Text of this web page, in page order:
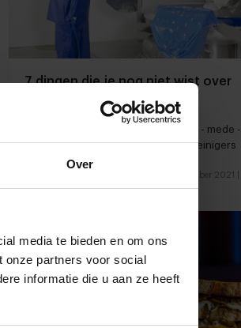
Over
media te bieden en om ons
onze partners voor social
informatie die u aan ze heeft
7 dingen die je nog niet wist over
foodreiniging
De kwaliteit van horecaproducten is - mede -
afhankelijk van professionele foodreinigers
23 november 2021